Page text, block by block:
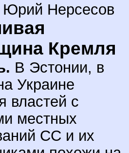
Юрий Нерсесов
Кремля
В Эстонии, в
Украине
властей с
местных
СС и их